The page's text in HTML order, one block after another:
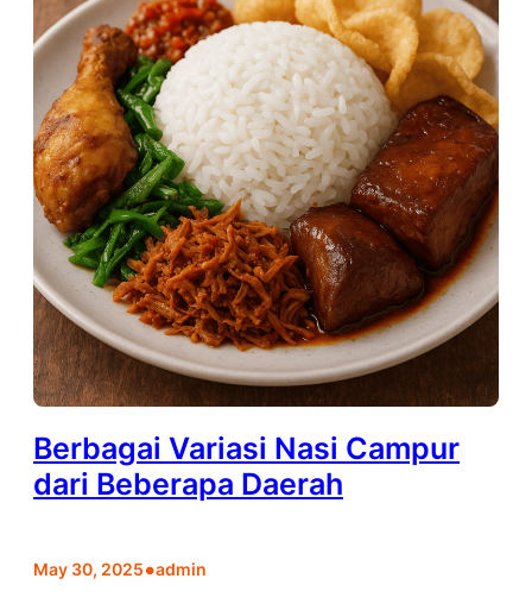
Berbagai Variasi Nasi Campur
dari Beberapa Daerah
May 30, 2025•admin